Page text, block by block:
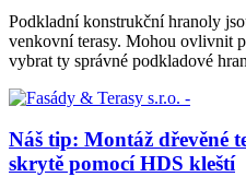
Podkladní konstrukční hranoly
venkovní terasy. Mohou ovlivnit
vybrat ty správné podkladové
Náš tip: Montáž dřevěné
skrytě pomocí HDS kleští